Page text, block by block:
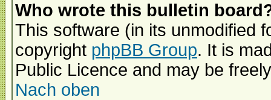
Who wrote this bulletin
This software (in its unmodified
copyright phpBB Group. It is
Public Licence and may be
Nach oben